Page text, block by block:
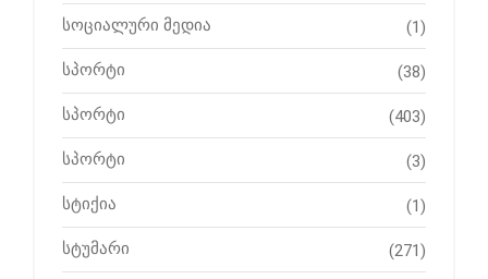
სოციალური მედია (1)
სპორტი (38)
სპორტი (403)
სპორტი (3)
სტიქია (1)
სტუმარი (271)